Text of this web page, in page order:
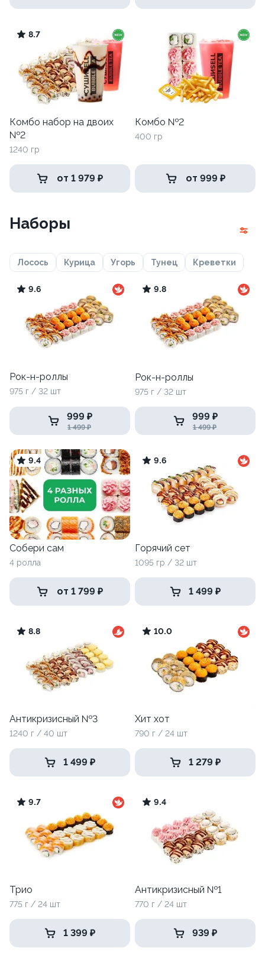
8.7
Комбо набор на двоих
№2
1240 гр
от 1 979 ₽
Комбо №2
400 гр
от 999 ₽
Наборы
Лосось Курица Угорь Тунец Креветки
9.6
Рок-н-роллы
975 г / 32 шт
999 ₽
1 499 ₽
9.8
Рок-н-роллы
975 г / 32 шт
999 ₽
1 499 ₽
9.4
Собери сам
4 ролла
от 1 799 ₽
9.6
Горячий сет
1095 гр / 32 шт
1 499 ₽
8.8
Антикризисный №3
1240 г / 40 шт
1 499 ₽
10.0
Хит хот
790 г / 24 шт
1 279 ₽
9.7
Трио
775 г / 24 шт
1 399 ₽
9.4
Антикризисный №1
770 г / 24 шт
939 ₽